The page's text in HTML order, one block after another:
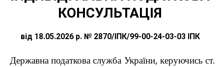
КОНСУЛЬТАЦІЯ
від 18.05.2026 р. № 2870/ІПК/99-00-24-03-03 ІПК
Державна податкова служба України, керуючись ст.